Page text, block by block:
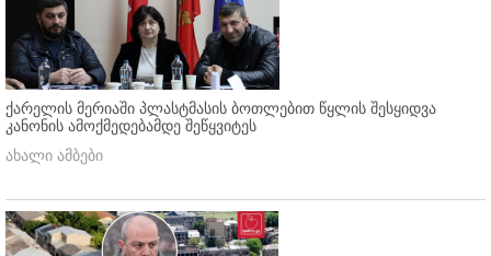
ქარელის მერიაში პლასტმასის ბოთლებით წყლის შესყიდვა
კანონის ამოქმედებამდე შეწყვიტეს
ახალი ამბები